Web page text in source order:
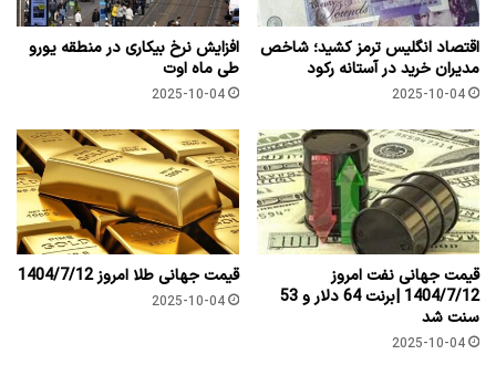
اقتصاد انگلیس ترمز کشید؛ شاخص
مدیران خرید در آستانه رکود
2025-10-04
افزایش نرخ بیکاری در منطقه یورو
طی ماه اوت
2025-10-04
قیمت جهانی نفت امروز
1404/7/12 |برنت 64 دلار و 53
سنت شد
2025-10-04
قیمت جهانی طلا امروز 1404/7/12
2025-10-04